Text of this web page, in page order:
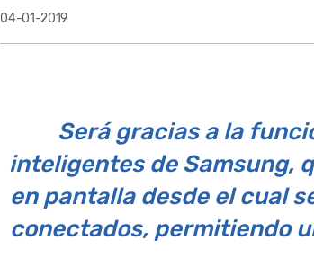
04-01-2019
Será gracias a la
inteligentes de Samsung,
en pantalla desde el cual
conectados, permitiendo